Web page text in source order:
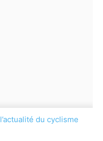
l’actualité du cyclisme